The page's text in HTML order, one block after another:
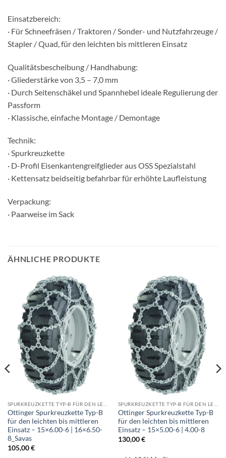
Einsatzbereich:
· Für Schneefräsen / Traktoren / Sonder- und Nutzfahrzeuge /
Stapler / Quad, für den leichten bis mittleren Einsatz
Qualitätsbescheibung / Handhabung:
· Gliederstärke von 3,5 – 7,0 mm
· Durch Seitenschäkel und Spannhebel ideale Regulierung der
Passform
· Klassische, einfache Montage / Demontage
Technik:
· Spurkreuzkette
· D-Profil Eisenkantengreifglieder aus OSS Spezialstahl
· Kettensatz beidseitig befahrbar für erhöhte Laufleistung
Verpackung:
· Paarweise im Sack
ÄHNLICHE PRODUKTE
SPURKREUZKETTE TYP-B FÜR DEN LEICHTEN BIS MITTLEREN EINSATZ
Ottinger Spurkreuzkette Typ-B
für den leichten bis mittleren
Einsatz – 15×6.00-6 | 16×6.50-
8_Savas
105,00€
SPURKREUZKETTE TYP-B FÜR DEN LEICHTEN BIS MITTLEREN EINSATZ
Ottinger Spurkreuzkette Typ-B
für den leichten bis mittleren
Einsatz – 15×5.00-6 | 4.00-8
130,00€